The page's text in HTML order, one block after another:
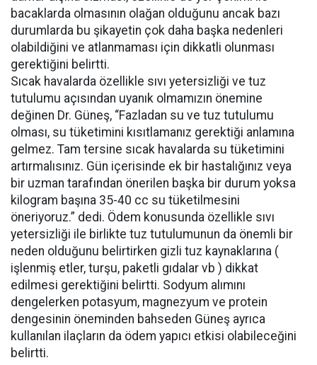
bacaklarda olmasının olağan olduğunu ancak bazı
durumlarda bu şikayetin çok daha başka nedenleri
olabildiğini ve atlanmaması için dikkatli olunması
gerektiğini belirtti.
Sıcak havalarda özellikle sıvı yetersizliği ve tuz
tutulumu açısından uyanık olmamızın önemine
değinen Dr. Güneş, “Fazladan su ve tuz tutulumu
olması, su tüketimini kısıtlamanız gerektiği anlamına
gelmez. Tam tersine sıcak havalarda su tüketimini
artırmalısınız. Gün içerisinde ek bir hastalığınız veya
bir uzman tarafından önerilen başka bir durum yoksa
kilogram başına 35-40 cc su tüketilmesini
öneriyoruz.” dedi. Ödem konusunda özellikle sıvı
yetersizliği ile birlikte tuz tutulumunun da önemli bir
neden olduğunu belirtirken gizli tuz kaynaklarına (
işlenmiş etler, turşu, paketli gıdalar vb ) dikkat
edilmesi gerektiğini belirtti. Sodyum alımını
dengelerken potasyum, magnezyum ve protein
dengesinin öneminden bahseden Güneş ayrıca
kullanılan ilaçların da ödem yapıcı etkisi olabileceğini
belirtti.